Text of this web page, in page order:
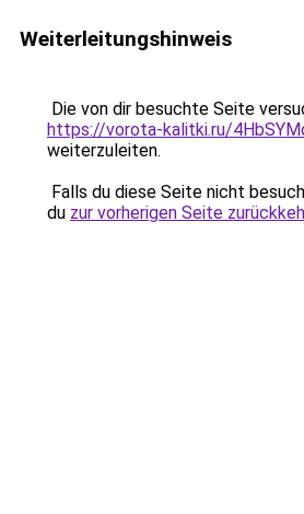
Weiterleitungshinweis
Die von dir besuchte Seite
https://vorota-kalitki.ru/
weiterzuleiten.
Falls du diese Seite nicht
du zur vorherigen Seite